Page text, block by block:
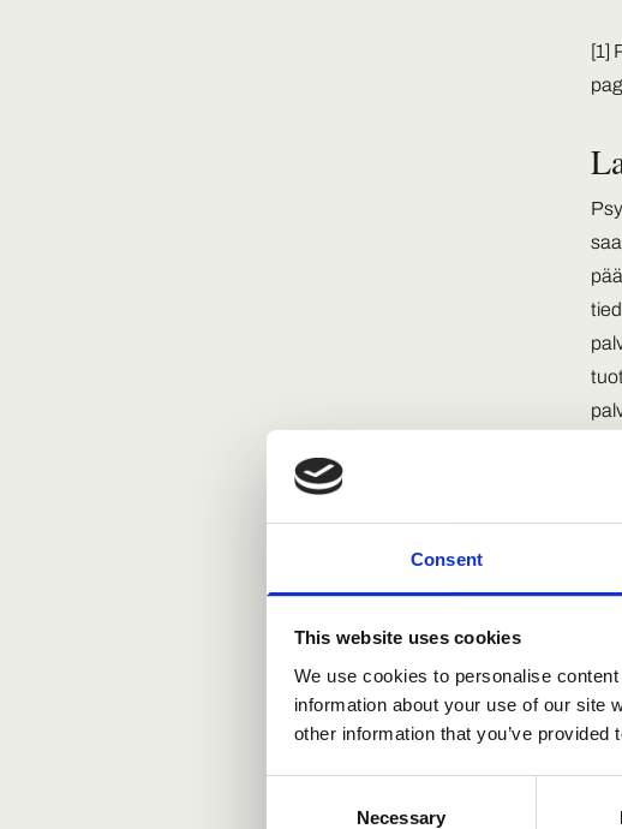
Consent
This website uses cookies
We use cookies to personalise
information about your use of our site
other information that you’ve
Necessary
[1]